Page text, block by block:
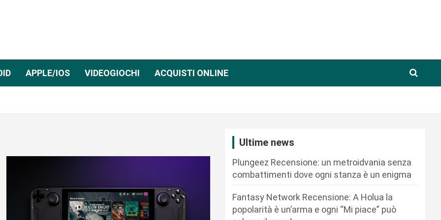
APPLE/IOS VIDEOGIOCHI ACQUISTI ONLINE
Ultime news
Plungeez Recensione: un metroidvania senza
combattimenti dove ogni stanza è un enigma
Fantasy Network Recensione: A Holua la
popolarità è un’arma e ogni “Mi piace” può